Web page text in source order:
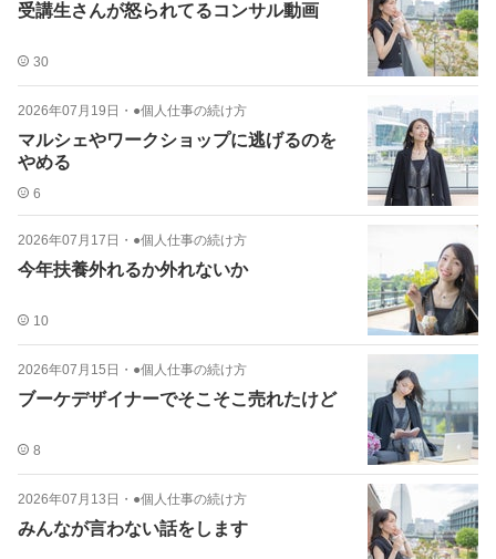
受講生さんが怒られてるコンサル動画
30
2026年07月19日 ・ ●個人仕事の続け方
マルシェやワークショップに逃げるのを
やめる
6
2026年07月17日 ・ ●個人仕事の続け方
今年扶養外れるか外れないか
10
2026年07月15日 ・ ●個人仕事の続け方
ブーケデザイナーでそこそこ売れたけど
8
2026年07月13日 ・ ●個人仕事の続け方
みんなが言わない話をします